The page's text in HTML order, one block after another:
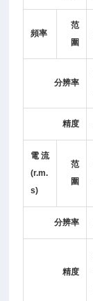
頻率
范
圍
分辨率
精度
電流
(r.m.
s)
范
圍
分辨率
精度